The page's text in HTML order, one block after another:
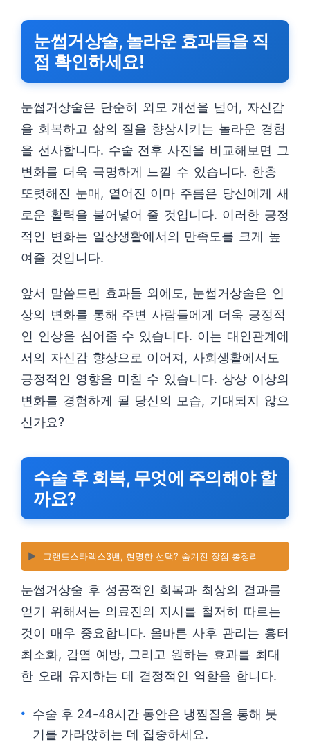
눈썹거상술, 놀라운 효과들을 직
접 확인하세요!
눈썹거상술은 단순히 외모 개선을 넘어, 자신감
을 회복하고 삶의 질을 향상시키는 놀라운 경험
을 선사합니다. 수술 전후 사진을 비교해보면 그
변화를 더욱 극명하게 느낄 수 있습니다. 한층
또렷해진 눈매, 옅어진 이마 주름은 당신에게 새
로운 활력을 불어넣어 줄 것입니다. 이러한 긍정
적인 변화는 일상생활에서의 만족도를 크게 높
여줄 것입니다.
앞서 말씀드린 효과들 외에도, 눈썹거상술은 인
상의 변화를 통해 주변 사람들에게 더욱 긍정적
인 인상을 심어줄 수 있습니다. 이는 대인관계에
서의 자신감 향상으로 이어져, 사회생활에서도
긍정적인 영향을 미칠 수 있습니다. 상상 이상의
변화를 경험하게 될 당신의 모습, 기대되지 않으
신가요?
수술 후 회복, 무엇에 주의해야 할
까요?
▶️ 그랜드스타렉스3밴, 현명한 선택? 숨겨진 장점 총정리
눈썹거상술 후 성공적인 회복과 최상의 결과를
얻기 위해서는 의료진의 지시를 철저히 따르는
것이 매우 중요합니다. 올바른 사후 관리는 흉터
최소화, 감염 예방, 그리고 원하는 효과를 최대
한 오래 유지하는 데 결정적인 역할을 합니다.
수술 후 24-48시간 동안은 냉찜질을 통해 붓
기를 가라앉히는 데 집중하세요.